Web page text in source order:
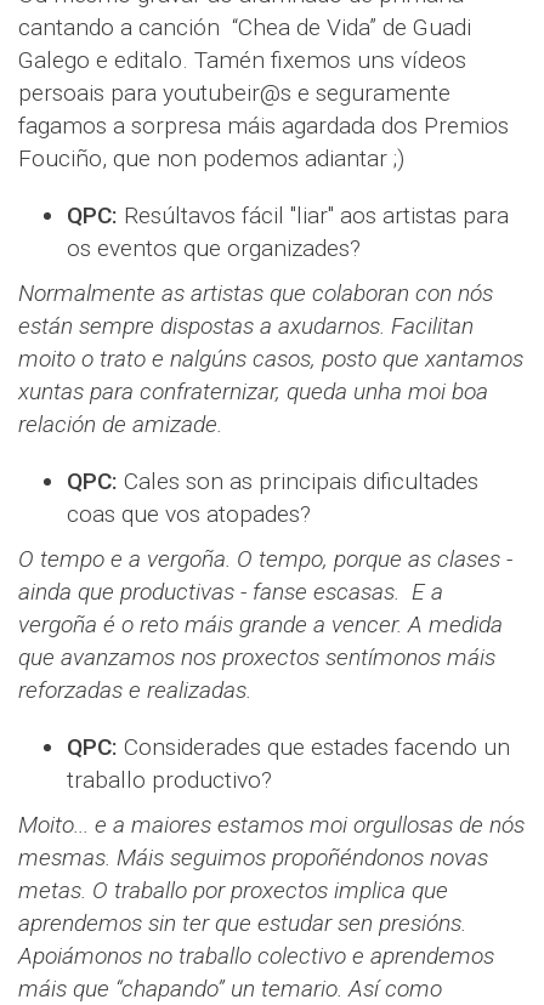
cantando a canción “Chea de Vida” de Guadi
Galego e editalo. Tamén fixemos uns vídeos
persoais para youtubeir@s e seguramente
fagamos a sorpresa máis agardada dos Premios
Fouciño, que non podemos adiantar ;)
QPC: Resúltavos fácil "liar" aos artistas para
os eventos que organizades?
Normalmente as artistas que colaboran con nós
están sempre dispostas a axudarnos. Facilitan
moito o trato e nalgúns casos, posto que xantamos
xuntas para confraternizar, queda unha moi boa
relación de amizade.
QPC: Cales son as principais dificultades
coas que vos atopades?
O tempo e a vergoña. O tempo, porque as clases -
ainda que productivas - fanse escasas. E a
vergoña é o reto máis grande a vencer. A medida
que avanzamos nos proxectos sentímonos máis
reforzadas e realizadas.
QPC: Considerades que estades facendo un
traballo productivo?
Moito... e a maiores estamos moi orgullosas de nós
mesmas. Máis seguimos propoñéndonos novas
metas. O traballo por proxectos implica que
aprendemos sin ter que estudar sen presións.
Apoiámonos no traballo colectivo e aprendemos
máis que “chapando” un temario. Así como